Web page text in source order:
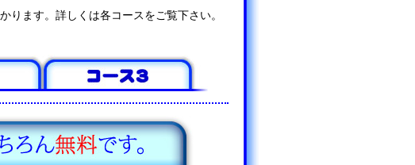
ます。詳しくは各コースをご覧下さい。